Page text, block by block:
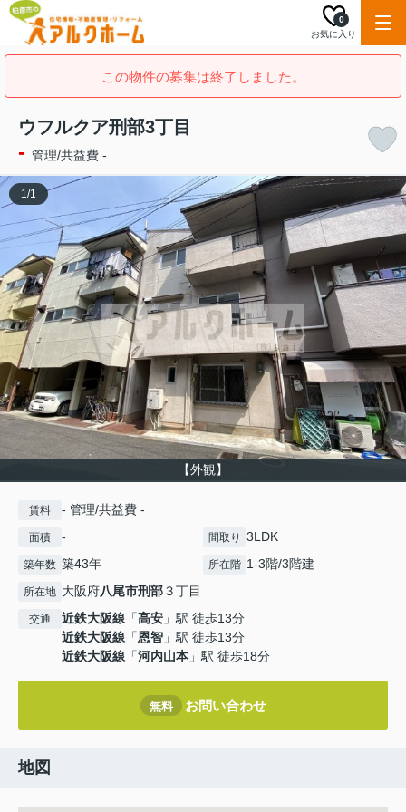
お気に入り
0
この物件の募集は終了しました。
ウフルクア刑部3丁目
- 管理/共益費 -
【外観】
1/1
賃料 - 管理/共益費 -
面積 - 間取り 3LDK
築年数 築43年 所在階 1-3階/3階建
所在地 大阪府八尾市刑部３丁目
交通 近鉄大阪線 「高安 」駅 徒歩13分
近鉄大阪線 「恩智 」駅 徒歩13分
近鉄大阪線 「河内山本 」駅 徒歩18分
無料 お問い合わせ
地図